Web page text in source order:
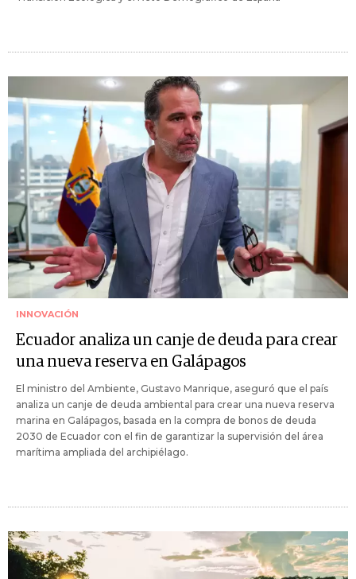
INNOVACIÓN
Ecuador analiza un canje de deuda para crear
una nueva reserva en Galápagos
El ministro del Ambiente, Gustavo Manrique, aseguró que el país
analiza un canje de deuda ambiental para crear una nueva reserva
marina en Galápagos, basada en la compra de bonos de deuda
2030 de Ecuador con el fin de garantizar la supervisión del área
marítima ampliada del archipiélago.